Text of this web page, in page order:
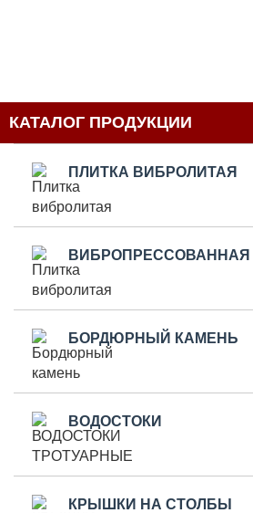
КАТАЛОГ ПРОДУКЦИИ
ПЛИТКА ВИБРОЛИТАЯ
ВИБРОПРЕССОВАННАЯ
БОРДЮРНЫЙ КАМЕНЬ
ВОДОСТОКИ
КРЫШКИ НА СТОЛБЫ